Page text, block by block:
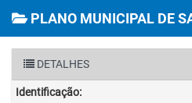
PLANO MUNICIPAL DE
DETALHES
Identificação: